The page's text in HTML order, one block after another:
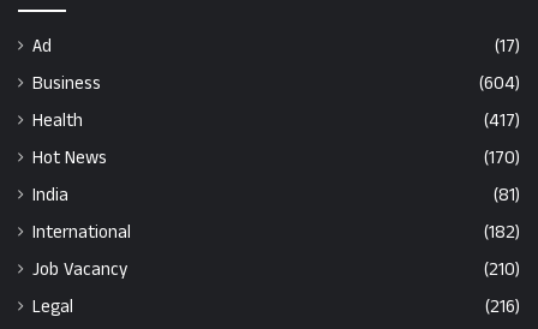
Ad
(17)
Business
(604)
Health
(417)
Hot News
(170)
India
(81)
International
(182)
Job Vacancy
(210)
Legal
(216)